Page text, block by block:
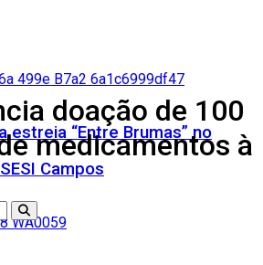
estreia “Entre Brumas” no
Campos
doação de 100
medicamentos à